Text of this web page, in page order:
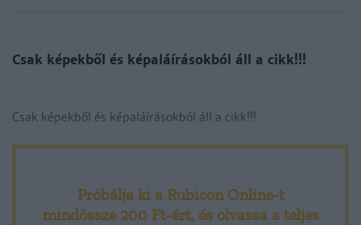
Csak képekből és képaláírásokból áll a cikk!!!
Csak képekből és képaláírásokból áll a cikk!!!
Próbálja ki a Rubicon Online-t
mindössze 200 Ft-ért, és olvassa a teljes